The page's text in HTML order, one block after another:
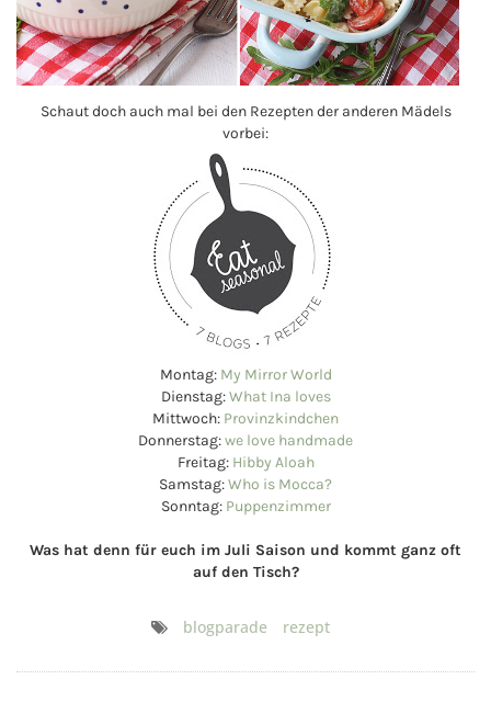
Schaut doch auch mal bei den Rezepten der anderen Mädels
vorbei:
Montag: My Mirror World
Dienstag:What Ina loves
Mittwoch: Provinzkindchen
Donnerstag:we love handmade
Freitag: Hibby Aloah
Samstag:Who is Mocca?
Sonntag: Puppenzimmer
Was hat denn für euch im Juli Saison und kommt ganz oft
auf den Tisch?
blogparade rezept